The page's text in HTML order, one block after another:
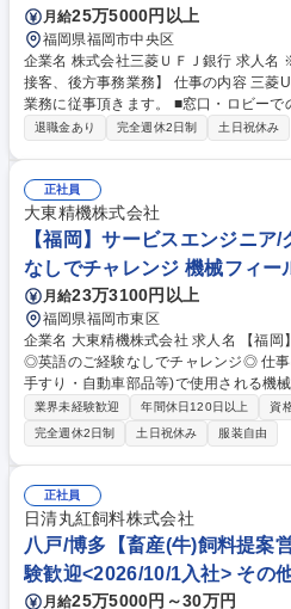
月給25万5000円以上
福岡県福岡市中央区
企業名 株式会社三菱ＵＦＪ銀行 求人名 ※福岡市※【支店窓口・ロビーの
接客、後方事務業務】 仕事の内容 三菱UFJ銀行福岡支店にて次のような
業務に従事頂きます。 ■窓口・ロビー
口後方でのオペレーション業務 ■ご来店されたお客様に対する金融商品
退職金あり 完全週休2日制 土日祝休み
正社員
大東精機株式会社
【福岡】サービスエンジニア
なしでチャレンジ 機械フィー
月給23万3100円以上
福岡県福岡市東区
企業名 大東精機株式会社 求人名 【福岡】サービスエンジニア/グローバル
◎英語のご経験なしでチャレンジ◎ 仕事の内容 建設業界や整管業界(階段
手すり・自動車部品等)で使用される機
です。未経験からでも技術を身につけ
いのある仕事です。 【入社後】文系の方でもゼロから機械や業界について
学べる入社後研修の他、個人に合わせ
ます。ベテラン社員の教育意識が高く
がら成長できます。 【採用背景】海外
築のための増員採用です。自身次第でア
業務に挑戦する機会もあります。海外
募を期待します。 募集職種 【福岡】サービスエンジニア/グローバル◎英
語のご経験なしでチャレンジ◎
業界未経験歓迎 年間休日120日以上 資
完全週休2日制
土日祝休み 服装自由
正社員
日清丸紅飼料株式会社
八戸/博多【畜産(牛)飼料提案
験歓迎<2026/10/1入社> その
月給25万5000円～30万円